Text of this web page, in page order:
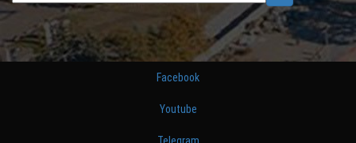
Facebook
Youtube